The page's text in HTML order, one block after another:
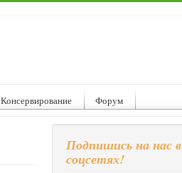
Консервирование Форум
Подпишись на нас в
соцсетях!